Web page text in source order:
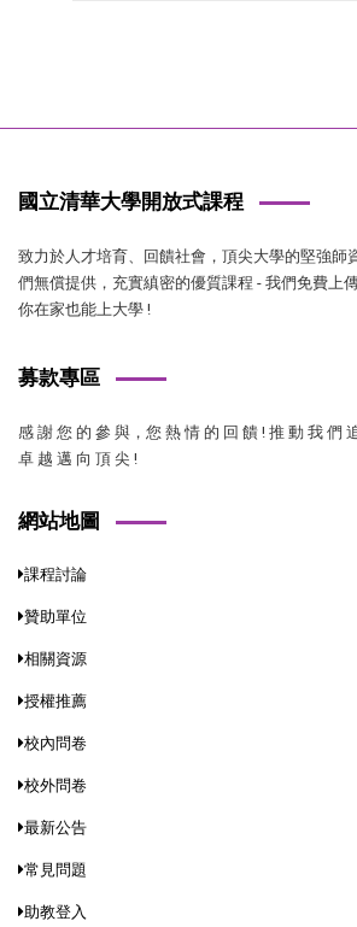
國立清華大學開放式課程
致力於人才培育、回饋社會，頂尖大學的堅強師
們無償提供，充實縝密的優質課程 - 我們免費上
你在家也能上大學 !
募款專區
感 謝 您 的 參 與，您 熱 情 的 回 饋 ! 推 動 我 們
卓 越 邁 向 頂 尖 !
網站地圖
課程討論
贊助單位
相關資源
授權推薦
校內問卷
校外問卷
最新公告
常見問題
助教登入